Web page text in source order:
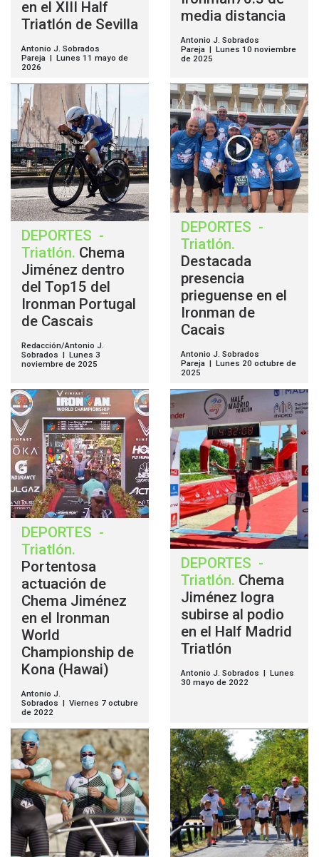
en el XIII Half
Triatlón de Sevilla
Antonio J. Sobrados
Pareja | Lunes 11 mayo de
2026
media distancia
Antonio J. Sobrados
Pareja | Lunes 10 noviembre
de 2025
DEPORTES -
Triatlón. Chema
Jiménez dentro
del Top15 del
Ironman Portugal
de Cascais
Redacción/Antonio J.
Sobrados | Lunes 3
noviembre de 2025
DEPORTES -
Triatlón.
Destacada
presencia
prieguense en el
Ironman de
Cacais
Antonio J. Sobrados
Pareja | Lunes 20 octubre de
2025
DEPORTES -
Triatlón.
Portentosa
actuación de
Chema Jiménez
en el Ironman
World
Championship de
Kona (Hawai)
Antonio J.
Sobrados | Viernes 7 octubre
de 2022
DEPORTES -
Triatlón. Chema
Jiménez logra
subirse al podio
en el Half Madrid
Triatlón
Antonio J. Sobrados | Lunes
30 mayo de 2022